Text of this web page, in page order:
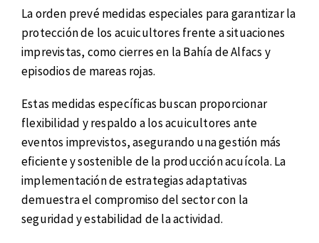
La orden prevé medidas especiales para garantizar la
protección de los acuicultores frente a situaciones
imprevistas, como cierres en la Bahía de Alfacs y
episodios de mareas rojas.
Estas medidas específicas buscan proporcionar
flexibilidad y respaldo a los acuicultores ante
eventos imprevistos, asegurando una gestión más
eficiente y sostenible de la producción acuícola. La
implementación de estrategias adaptativas
demuestra el compromiso del sector con la
seguridad y estabilidad de la actividad.